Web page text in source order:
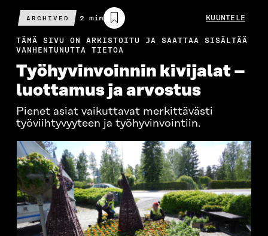
ARCHIVED
Arvioitu
lukuaika
2 min KUUNTELE
TÄMÄ SIVU ON ARKISTOITU JA SAATTAA SISÄLTÄÄ
VANHENTUNUTTA TIETOA
Työhyvinvoinnin kivijalat –
luottamus ja arvostus
Pienet asiat vaikuttavat merkittävästi
työviihtyvyyteen ja työhyvinvointiin.